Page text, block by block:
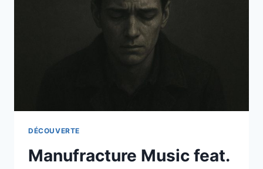
NOUVEAU
DÉCOUVERTE
Manufracture Music feat.